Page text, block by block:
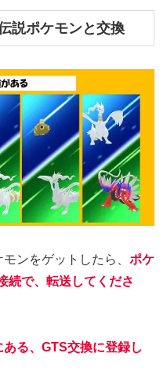
説ポケモンと交換
ンをゲットしたら、 ポケ
続で、転送してくださ
る、GTS交換に登録し